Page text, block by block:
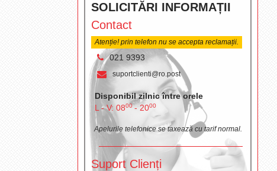
SOLICITĂRI INFORMAȚII
Contact
Atenție! prin telefon nu se accepta reclamații.
021 9393
suportclienti@ro.post
Disponibil zilnic între orele
L - V: 0800- 2000
Apelurile telefonice se taxează cu tarif normal.
Suport Clienți